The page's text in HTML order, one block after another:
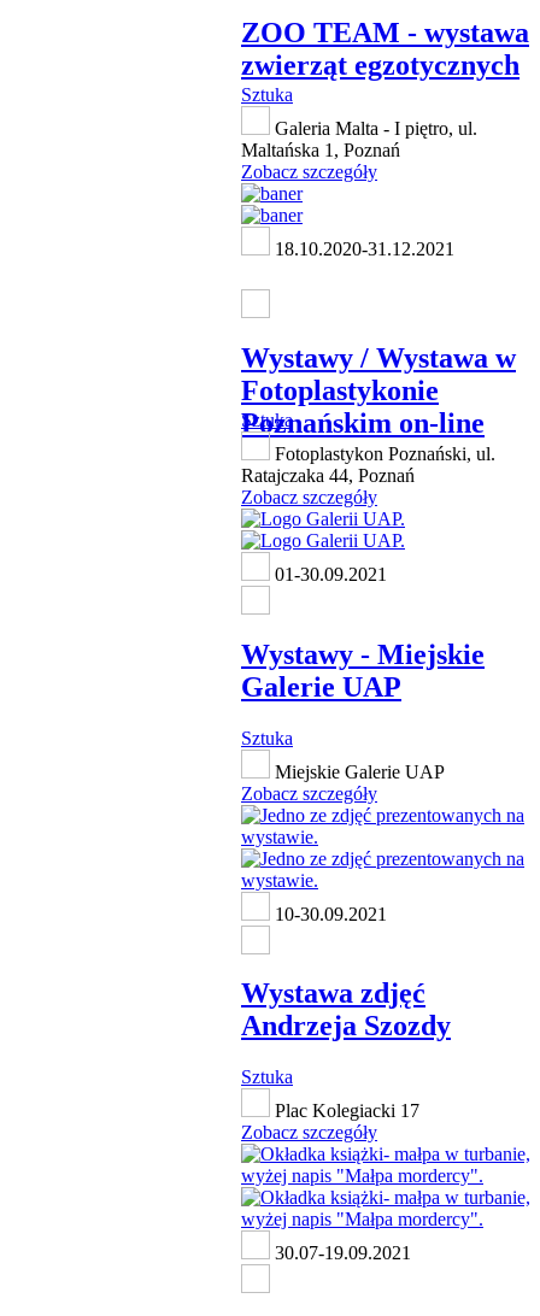
ZOO TEAM - wystawa
zwierząt egzotycznych
Sztuka
Galeria Malta - I piętro, ul.
Maltańska 1, Poznań
Zobacz szczegóły
18.10.2020-31.12.2021
Wystawy / Wystawa w
Fotoplastykonie
Poznańskim on-line
Sztuka
Fotoplastykon Poznański, ul.
Ratajczaka 44, Poznań
Zobacz szczegóły
01-30.09.2021
Wystawy - Miejskie
Galerie UAP
Sztuka
Miejskie Galerie UAP
Zobacz szczegóły
10-30.09.2021
Wystawa zdjęć
Andrzeja Szozdy
Sztuka
Plac Kolegiacki 17
Zobacz szczegóły
30.07-19.09.2021